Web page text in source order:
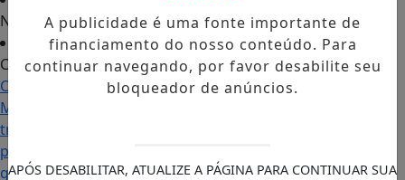
Notícias
Contato
Carol
Monteiro:
trajetória
política
ganha
A publicidade é uma fonte importante de
financiamento do nosso conteúdo. Para
continuar navegando, por favor desabilite seu
bloqueador de anúncios.
APÓS DESABILITAR, ATUALIZE A PÁGINA PARA CONTINUAR SUA